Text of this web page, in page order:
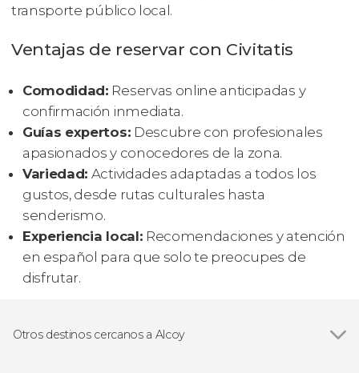
transporte público local.
Ventajas de reservar con Civitatis
Comodidad: Reservas online anticipadas y
confirmación inmediata.
Guías expertos: Descubre con profesionales
apasionados y conocedores de la zona.
Variedad: Actividades adaptadas a todos los
gustos, desde rutas culturales hasta
senderismo.
Experiencia local: Recomendaciones y atención
en español para que solo te preocupes de
disfrutar.
Otros destinos cercanos a Alcoy